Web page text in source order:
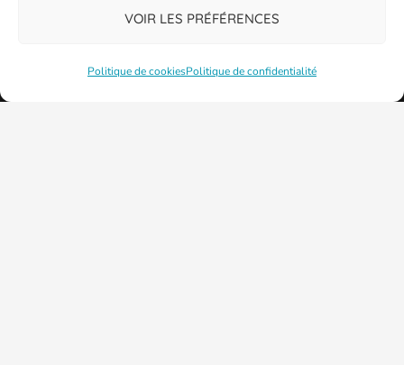
VOIR LES PRÉFÉRENCES
Politique de cookiesPolitique de confidentialité